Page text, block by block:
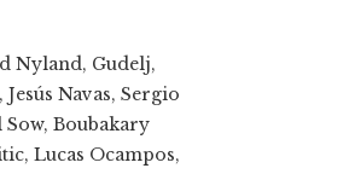
Nyland, Gudelj,
Navas, Sergio
Boubakary
Lucas Ocampos,